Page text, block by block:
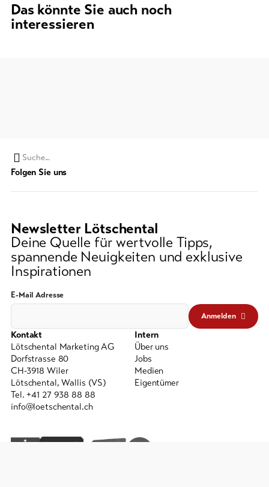
Das könnte Sie auch noch
interessieren
Suchwort
Folgen Sie uns
Newsletter Lötschental
Deine Quelle für wertvolle Tipps,
spannende Neuigkeiten und exklusive
Inspirationen
E-Mail Adresse
Anmelden
Kontakt
Lötschental Marketing AG
Dorfstrasse 80
CH-3918 Wiler
Lötschental, Wallis (VS)
Tel. +41 27 938 88 88
info@loetschental.ch
Intern
Über uns
Jobs
Medien
Eigentümer